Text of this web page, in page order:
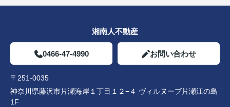
湘南人不動産
0466-47-4990 お問い合わせ
〒251-0035
神奈川県藤沢市片瀬海岸１丁目１２−４ ヴィルヌーブ片瀬江の島
1F